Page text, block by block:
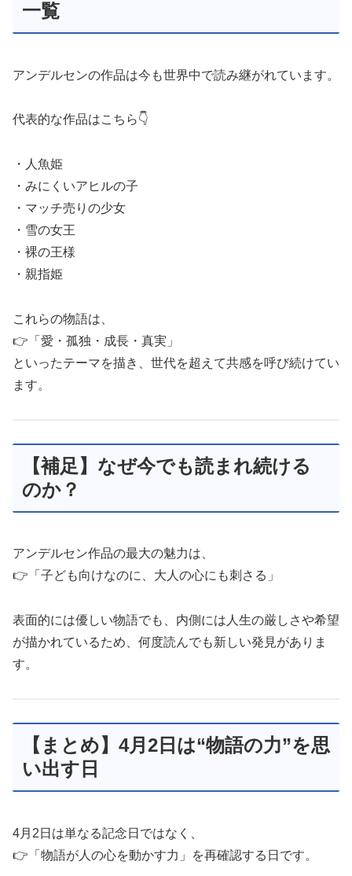
一覧
アンデルセンの作品は今も世界中で読み継がれています。
代表的な作品はこちら👇
・人魚姫
・みにくいアヒルの子
・マッチ売りの少女
・雪の女王
・裸の王様
・親指姫
これらの物語は、
👉「愛・孤独・成長・真実」
といったテーマを描き、世代を超えて共感を呼び続けてい
ます。
【補足】なぜ今でも読まれ続ける
のか？
アンデルセン作品の最大の魅力は、
👉「子ども向けなのに、大人の心にも刺さる」
表面的には優しい物語でも、内側には人生の厳しさや希望
が描かれているため、何度読んでも新しい発見がありま
す。
【まとめ】4月2日は“物語の力”を思
い出す日
4月2日は単なる記念日ではなく、
👉「物語が人の心を動かす力」を再確認する日です。